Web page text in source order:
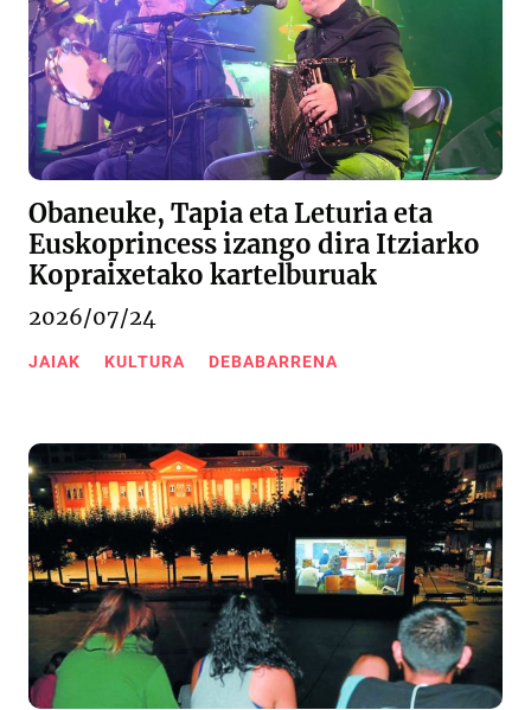
Obaneuke, Tapia eta Leturia eta
Euskoprincess izango dira Itziarko
Kopraixetako kartelburuak
2026/07/24
JAIAK KULTURA DEBABARRENA